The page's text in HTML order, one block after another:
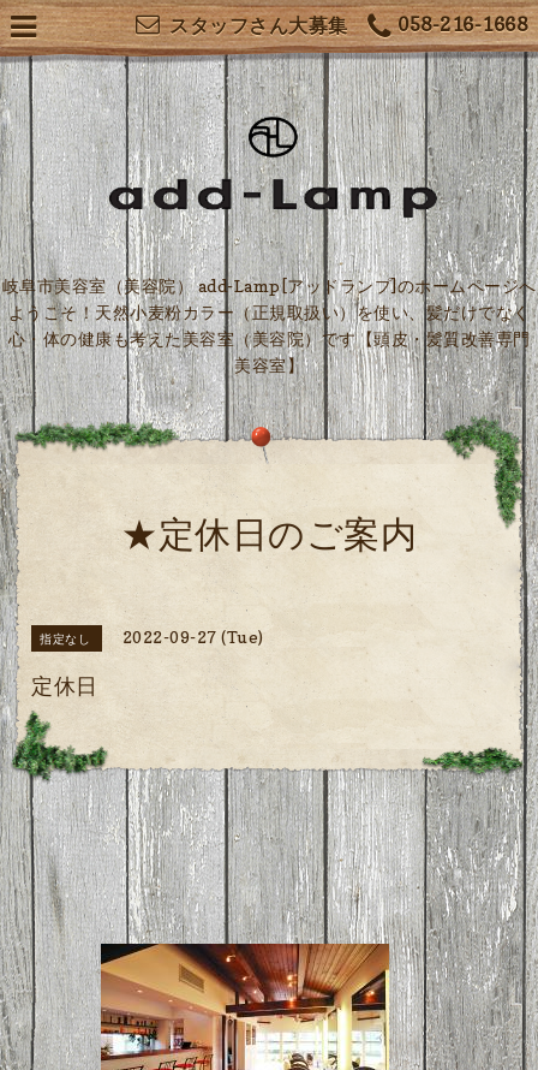
058-216-1668
スタッフさん大募集
岐阜市美容室（美容院） add-Lamp[アッドランプ]のホームページへ
ようこそ！天然小麦粉カラー（正規取扱い）を使い、髪だけでなく
心・体の健康も考えた美容室（美容院）です【頭皮・髪質改善専門
美容室】
★定休日のご案内
指定なし 2022-09-27 (Tue)
定休日